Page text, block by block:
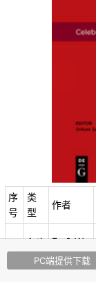
序
号
类
型
作者
01
Arti
cle
Fu & Wa
ng
PC端提供下载